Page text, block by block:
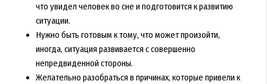
что увидел человек во сне и подготовится к развитию
ситуации.
Нужно быть готовым к тому, что может произойти,
иногда, ситуация развивается с совершенно
непредвиденной стороны.
Желательно разобраться в причинах, которые привели к